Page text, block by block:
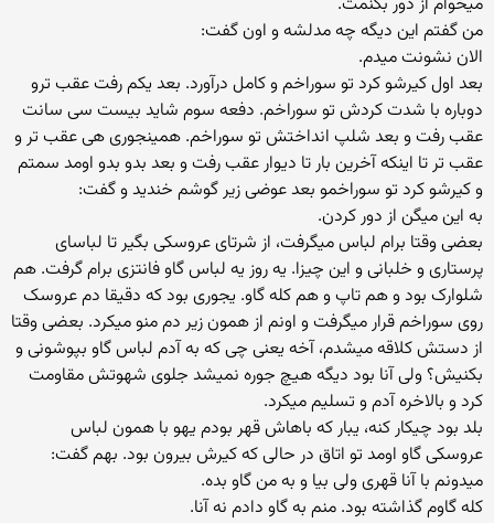
من گفتم این دیگه چه مدلشه و اون گفت:
الان نشونت میدم.
بعد اول کیرشو کرد تو سوراخم و کامل درآورد. بعد یکم رفت عقب ترو
دوباره با شدت کردش تو سوراخم. دفعه سوم شاید بیست سی سانت
عقب رفت و بعد شلپ انداختش تو سوراخم. همینجوری هی عقب تر و
عقب تر تا اینکه آخرین بار تا دیوار عقب رفت و بعد بدو بدو اومد سمتم
و کیرشو کرد تو سوراخمو بعد عوضی زیر گوشم خندید و گفت:
به این میگن از دور کردن.
بعضی وقتا برام لباس میگرفت، از شرتای عروسکی بگیر تا لباسای
پرستاری و خلبانی و این چیزا. یه روز یه لباس گاو فانتزی برام گرفت. هم
شلوارک بود و هم تاپ و هم کله گاو. یجوری بود که دقیقا دم عروسک
روی سوراخم قرار میگرفت و اونم از همون زیر دم منو میکرد. بعضی وقتا
از دستش کلاقه میشدم، آخه یعنی چی که به آدم لباس گاو بپوشونی و
بکنیش؟ ولی آنا بود دیگه هیچ جوره نمیشد جلوی شهوتش مقاومت
کرد و بالاخره آدم و تسلیم میکرد.
بلد بود چیکار کنه، یبار که باهاش قهر بودم یهو با همون لباس
عروسکی گاو اومد تو اتاق در حالی که کیرش بیرون بود. بهم گفت:
میدونم با آنا قهری ولی بیا و به من گاو بده.
کله گاوم گذاشته بود. منم به گاو دادم نه آنا.